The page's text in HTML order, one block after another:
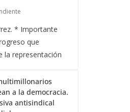
* Importante
que
la representación
a la democracia.
antisindical